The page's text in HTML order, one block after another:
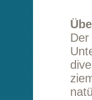
auch